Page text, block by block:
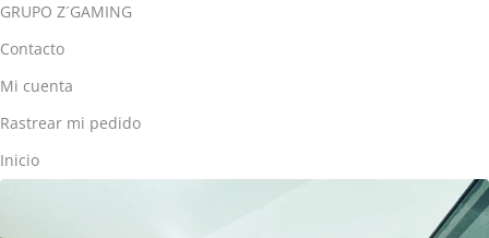
GRUPO Z´GAMING
Contacto
Mi cuenta
Rastrear mi pedido
Inicio